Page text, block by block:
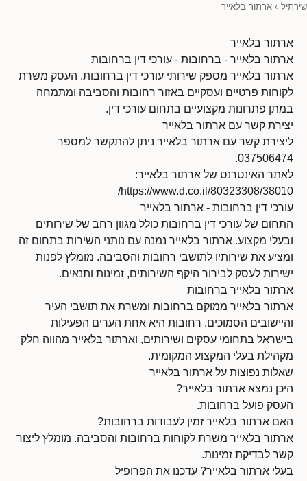
שירתיל › ארתור בלאייר
ארתור בלאייר
ארתור בלאייר - ברחובות - עורכי דין ברחובות
ארתור בלאייר מספק שירותי עורכי דין ברחובות. העסק משרת
לקוחות פרטיים ועסקיים באזור רחובות והסביבה ומתמחה
במתן פתרונות מקצועיים בתחום עורכי דין.
יצירת קשר עם ארתור בלאייר
ליצירת קשר עם ארתור בלאייר ניתן להתקשר למספר
037506474.
לאתר האינטרנט של ארתור בלאייר:
https://www.d.co.il/80323308/38010/
עורכי דין ברחובות - ארתור בלאייר
התחום של עורכי דין ברחובות כולל מגוון רחב של שירותים
ובעלי מקצוע. ארתור בלאייר נמנה עם נותני השירות בתחום זה
ומציע את שירותיו לתושבי רחובות והסביבה. מומלץ לפנות
ישירות לעסק לבירור היקף השירותים, זמינות ותנאים.
ארתור בלאייר ברחובות
ארתור בלאייר ממוקם ברחובות ומשרת את תושבי העיר
והיישובים הסמוכים. רחובות היא אחת הערים הפעילות
בישראל בתחומי עסקים ושירותים, וארתור בלאייר מהווה חלק
מקהילת בעלי המקצוע המקומית.
שאלות נפוצות על ארתור בלאייר
היכן נמצא ארתור בלאייר?
העסק פועל ברחובות.
האם ארתור בלאייר זמין לעבודות ברחובות?
ארתור בלאייר משרת לקוחות ברחובות והסביבה. מומלץ ליצור
קשר לבדיקת זמינות.
בעלי ארתור בלאייר? עדכנו את הפרופיל